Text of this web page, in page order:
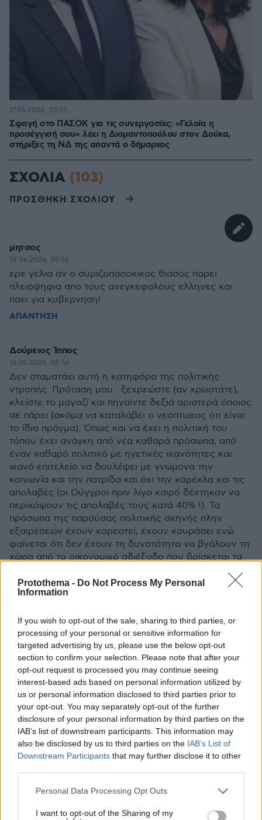
Protothema - Do Not Process My Personal
Information
If you wish to opt-out of the sale, sharing to third parties, or
processing of your personal or sensitive information for
targeted advertising by us, please use the below opt-out
section to confirm your selection. Please note that after your
opt-out request is processed you may continue seeing
interest-based ads based on personal information utilized by
us or personal information disclosed to third parties prior to
your opt-out. You may separately opt-out of the further
disclosure of your personal information by third parties on the
IAB’s list of downstream participants. This information may
also be disclosed by us to third parties on the IAB’s List of
Downstream Participants that may further disclose it to other
Please note that this website/app uses one or more Google
not limited to your visit or usage behaviour. You may click to
Personal Data Processing Opt Outs
I want to opt-out of the Sharing of my
Σφαγή στο ΠΑΣΟΚ για τις συνεργασίες: «Γελοία η
προσέγγισή σου» λέει η Διαμαντοπούλου στον Δούκα,
στήριξες τη ΝΔ της απαντά ο δήμαρχος
17.06.2026, 20:53
ΣΧΟΛΙΑ (103)
ΠΡΟΣΘΗΚΗ ΣΧΟΛΙΟΥ
μητσος
18.06.2026, 09:32
ερε γελια αν ο συριζοπασοκικος θιασος παρει
πλειοψηφια απο τους ανεγκεφαλους ελληνες και
παει για κυβερνηση!
ΑΠΑΝΤΗΣΗ
Δούρειος Ίππος
18.06.2026, 08:56
Δεν σταματάει αυτή η κατηφόρα της πολιτικής
ντροπής. Πρόταση μου : ξεχρεώστε (αν χρωστάτε),
κλείστε το μαγαζί και πηγαίντε δεξιά αριστερά όποιος
σε πάρει (ακόμα να καταλάβει ο νεόπτωχος ότι είναι
το ίδιο πράγμα). Όπως και να έχει η πολιτική του
τόπου έχει ανάγκη από νέα καθαρά πρόσωπα, από
έναν καθαρό πολιτικό με ηγετικές ικανότητες και
ικανό επιτελείο να δουλέψει με γνώμονα την
κοινωνία και την πατρίδα και όχι την καρέκλα και τις
απολαβές (οι Ούγγροι πριν λίγο καιρό δέχτηκαν να
περικόψουν τις απολαβές τους κατά 40% !). Τα
πρόσωπα της παρούσας πολιτικής σκηνής πλην
εξαιρέσεων έχουν κορεστεί, έχουν κουράσει ενώ
φαίνεται ότι δεν έχουν τη δυνατότητα να βγάλουν τη
χώρα από το οικονομικό αδιέξοδο που βρίσκεται τα
τελευταία 15 χρόνια με μια εγκληματική οικονομική
πολιτική η οποία έχει επιφέρει φτώχεια, εξαθλίωση,
ένα λαό σε κατάθλιψη και με πολιτικούς να
συζητάμε τόσα χρόνια αν δυο κόμματα χρωστάνε 1
δις και δεν γίνεται τίποτα απολύτως ... απλά με
ξεπερνάει
ΑΠΑΝΤΗΣΗ
Συριζοπασόκος αστοιχείωτος μπαρουφολόγος
18.06.2026, 08:52
Η πολιτική μήτρα του ΣΥΡΙΖΑ είναι το ΠΑΣΟΚ. Το
ξέρουν και οι πέτρες. Ο πυρήνας αυτού του
ακροατηρίου αποτελείται από τη μούργα των
αμόρφωτων, τζαμπατζήδων, αργόμισθων,
ανιστόρητων απογόνων συμμοριτών που
αιματοκύλισαν την Ελλάδα, και μία κρίσιμη μάζα
συνοδεύουν όλα τα πολιτικά κόμματα για εύνοια και